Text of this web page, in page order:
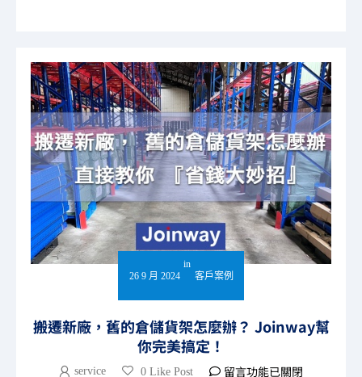
26 9 月 2024
in
客戶案例
搬遷新廠，舊的倉儲貨架怎麼辦？ Joinway幫
你完美搞定！
service 0 Like Post 留言功能已關閉